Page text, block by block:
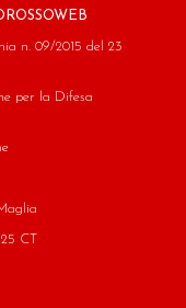
n. 09/2015 del 23
per la Difesa
CT